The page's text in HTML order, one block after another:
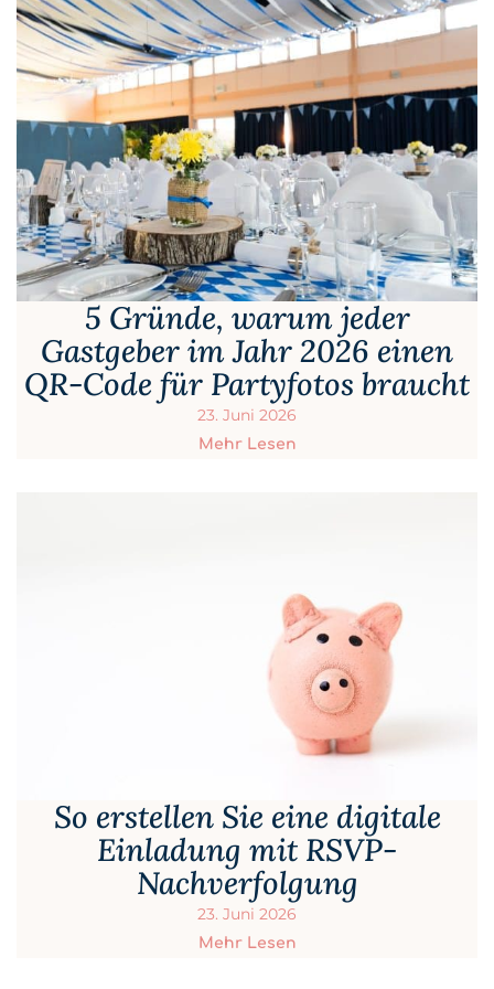
5 Gründe, warum jeder
Gastgeber im Jahr 2026 einen
QR-Code für Partyfotos braucht
23. Juni 2026
Mehr Lesen
So erstellen Sie eine digitale
Einladung mit RSVP-
Nachverfolgung
23. Juni 2026
Mehr Lesen